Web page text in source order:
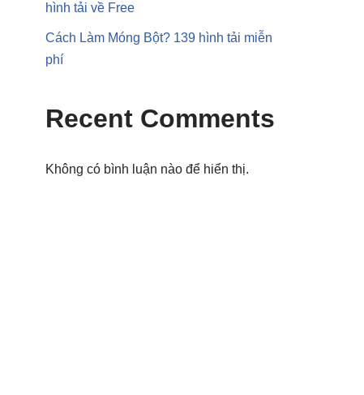
hình tải về Free
Cách Làm Móng Bột? 139 hình tải miễn
phí
Recent Comments
Không có bình luận nào để hiển thị.